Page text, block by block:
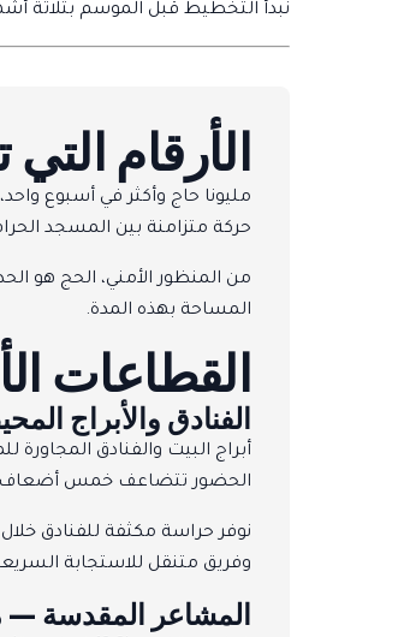
نبدأ التخطيط قبل الموسم بثلاثة
الأرقام
حركة متزامنة بين المسجد
من المنظور الأمني، الحج هو
المساحة بهذه المدة.
القطاعات
الفنادق والأبراج
أبراج البيت والفنادق
الحضور تتضاعف خمس أضعاف،
نوفر حراسة مكثفة للفنادق
وفريق متنقل للاستجابة
المشاعر المقدسة